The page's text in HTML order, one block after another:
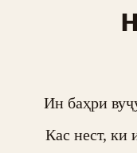
Ин баҳри
Кас нест, ки